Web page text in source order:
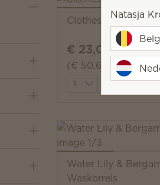
Clothesline
€ 23,00
(€ 50,66/kg)
Quantity
Aan tas
Water Lily &
Waskorrels
Natasja